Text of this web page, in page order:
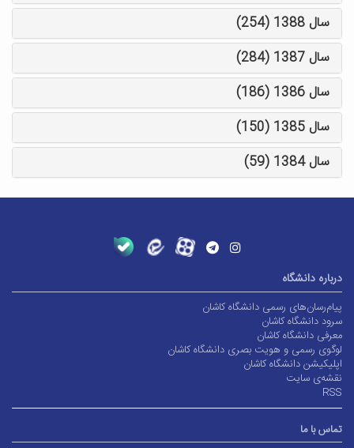
سال 1388 (254)
سال 1387 (284)
سال 1386 (186)
سال 1385 (150)
سال 1384 (59)
درباره دانشگاه
پیام‌رسان‌های رسمی دانشگاه کاشان
سرود دانشگاه کاشان
معرفی دانشگاه کاشان
لوگوی رسمی و هویت بصری دانشگاه کاشان
اپلیکیشن دانشگاه کاشان
نقشه‌ی سایت
RSS
تماس با ما